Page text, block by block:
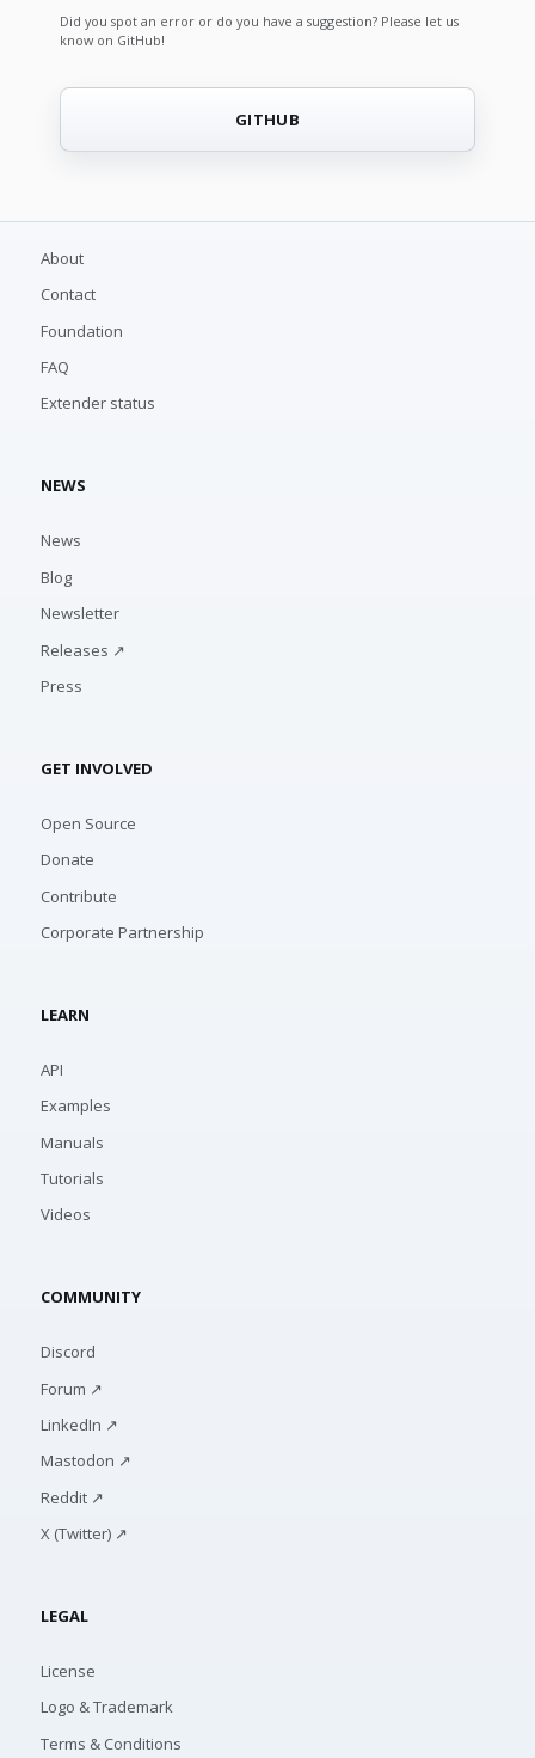
Did you spot an error or do you have a suggestion? Please let us
know on GitHub!
GITHUB
About
Contact
Foundation
FAQ
Extender status
NEWS
News
Blog
Newsletter
Releases ↗
Press
GET INVOLVED
Open Source
Donate
Contribute
Corporate Partnership
LEARN
API
Examples
Manuals
Tutorials
Videos
COMMUNITY
Discord
Forum ↗
LinkedIn ↗
Mastodon ↗
Reddit ↗
X (Twitter) ↗
LEGAL
License
Logo & Trademark
Terms & Conditions